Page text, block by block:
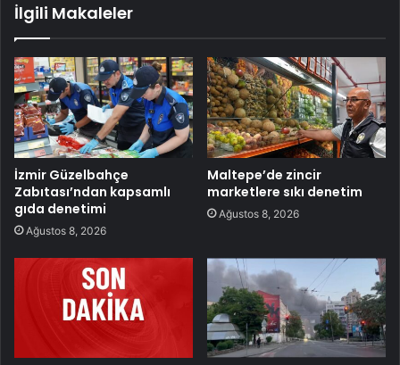
İlgili Makaleler
İzmir Güzelbahçe
Zabıtası’ndan kapsamlı
gıda denetimi
Ağustos 8, 2026
Maltepe’de zincir
marketlere sıkı denetim
Ağustos 8, 2026